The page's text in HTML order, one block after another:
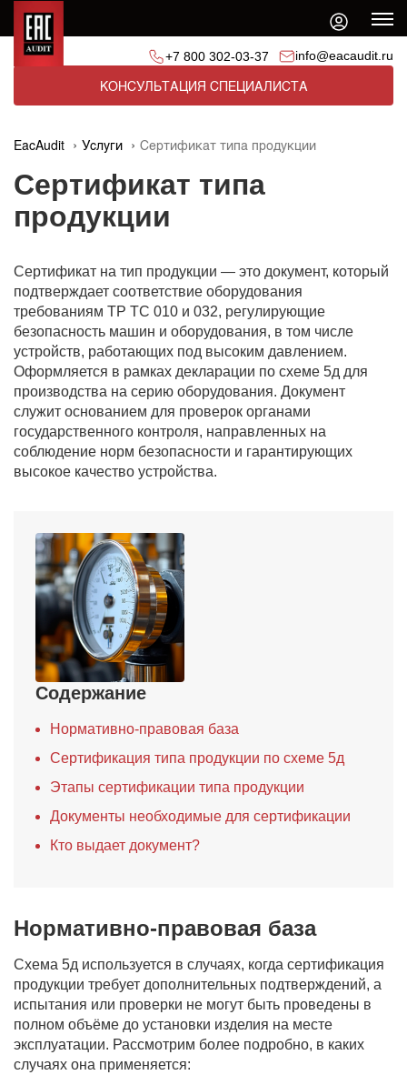
+7 800 302-03-37 info@eacaudit.ru
КОНСУЛЬТАЦИЯ СПЕЦИАЛИСТА
EacAudit Услуги Сертификат типа продукции
Сертификат типа
продукции
Сертификат на тип продукции — это документ, который
подтверждает соответствие оборудования
требованиям ТР ТС 010 и 032, регулирующие
безопасность машин и оборудования, в том числе
устройств, работающих под высоким давлением.
Оформляется в рамках декларации по схеме 5д для
производства на серию оборудования. Документ
служит основанием для проверок органами
государственного контроля, направленных на
соблюдение норм безопасности и гарантирующих
высокое качество устройства.
Содержание
Нормативно-правовая база
Сертификация типа продукции по схеме 5д
Этапы сертификации типа продукции
Документы необходимые для сертификации
Кто выдает документ?
Нормативно-правовая база
Схема 5д используется в случаях, когда сертификация
продукции требует дополнительных подтверждений, а
испытания или проверки не могут быть проведены в
полном объёме до установки изделия на месте
эксплуатации. Рассмотрим более подробно, в каких
случаях она применяется: